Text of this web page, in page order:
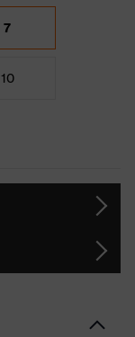
7
10